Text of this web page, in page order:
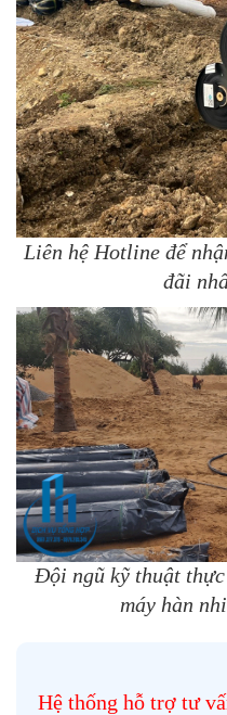
Liên hệ Hotline để
đãi
Đội ngũ kỹ thuật
máy hàn
Hệ thống hỗ trợ tư